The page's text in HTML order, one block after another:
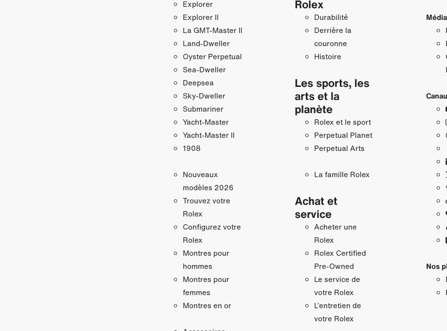
Explorer
Explorer II
La GMT‑Master II
Land-Dweller
Oyster Perpetual
Sea-Dweller
Deepsea
Sky‑Dweller
Submariner
Yacht‑Master
Yacht‑Master II
1908
Nouveaux
modèles 2026
Trouvez votre
Rolex
Configurez votre
Rolex
Montres pour
hommes
Montres pour
femmes
Montres en or
Rolex
Durabilité
Derrière la
couronne
Histoire
Les sports, les
arts et la
planète
Rolex et le sport
Perpetual Planet
Perpetual Arts
La famille Rolex
Achat et
service
Acheter une
Rolex
Rolex Certified
Pre-Owned
Le service de
votre Rolex
L’entretien de
votre Rolex
Nos